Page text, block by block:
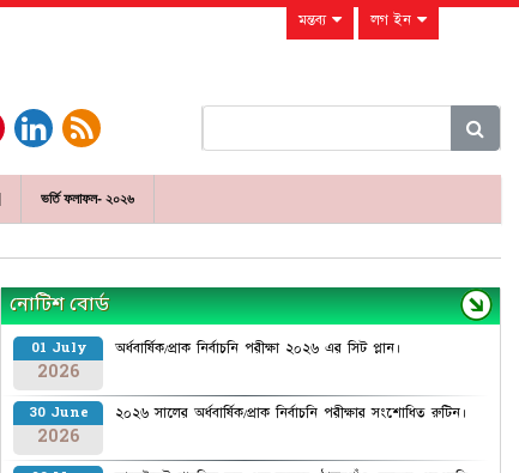
মন্তব্য লগ ইন
ভর্তি ফলাফল- ২০২৬
নোটিশ বোর্ড
01 July
2026
অর্ধবার্ষিক/প্রাক নির্বাচনি পরীক্ষা ২০২৬ এর সিট প্লান।
30 June
2026
২০২৬ সালের অর্ধবার্ষিক/প্রাক নির্বাচনি পরীক্ষার সংশোধিত রুটিন।